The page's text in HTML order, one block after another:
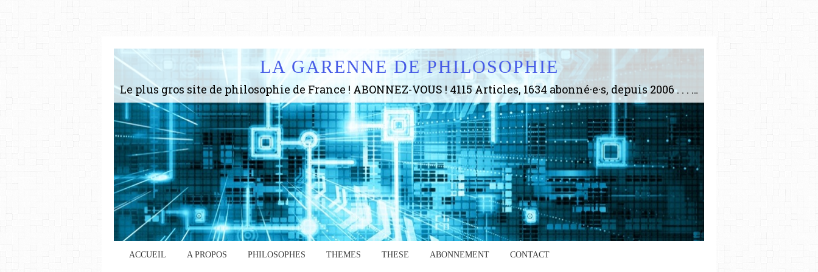
LA GARENNE DE PHILOSOPHIE
Le plus gros site de philosophie de France ! ABONNEZ-VOUS ! 4115 Articles, 1634 abonné·e·s, depuis 2006 . . . . . . . . 2 852 214 pages vues jusqu'à présent. Prestance et être apte à un plus grand nombre de choses.
ACCUEIL A PROPOS PHILOSOPHES THEMES THESE ABONNEMENT CONTACT